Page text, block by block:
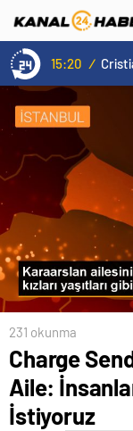
15:20 /
231 okunma
Charge
Aile:
İstiyoruz